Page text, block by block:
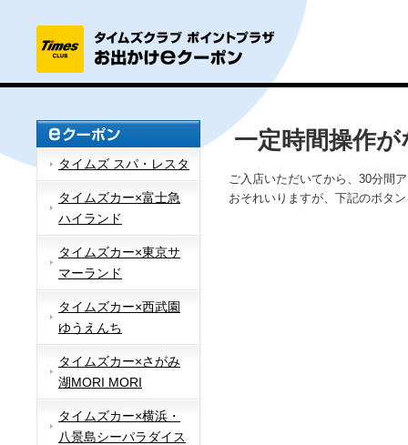
タイムズ スパ・レスタ
タイムズカー×富士急
ハイランド
タイムズカー×東京サ
マーランド
タイムズカー×西武園
ゆうえんち
タイムズカー×さがみ
湖MORI MORI
タイムズカー×横浜・
八景島シーパラダイス
一定時間操作
ご入店いただいてから、30分間
おそれいりますが、下記のボタ